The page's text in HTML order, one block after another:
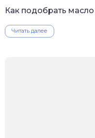
Как подобрать
Читать далее